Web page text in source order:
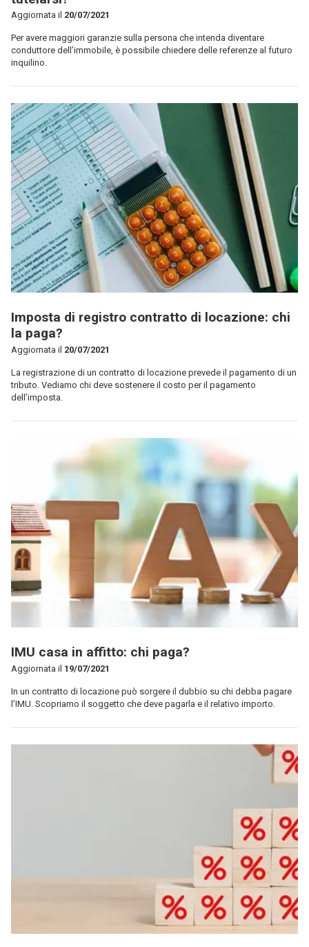
Aggiornata il 20/07/2021
Per avere maggiori garanzie sulla persona che intenda diventare
conduttore dell’immobile, è possibile chiedere delle referenze al futuro
inquilino.
Imposta di registro contratto di locazione: chi
la paga?
Aggiornata il 20/07/2021
La registrazione di un contratto di locazione prevede il pagamento di un
tributo. Vediamo chi deve sostenere il costo per il pagamento
dell’imposta.
IMU casa in affitto: chi paga?
Aggiornata il 19/07/2021
In un contratto di locazione può sorgere il dubbio su chi debba pagare
l’IMU. Scopriamo il soggetto che deve pagarla e il relativo importo.